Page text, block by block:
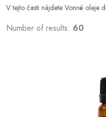
V tejto časti nájdete Vonné oleje
Number of results: 60